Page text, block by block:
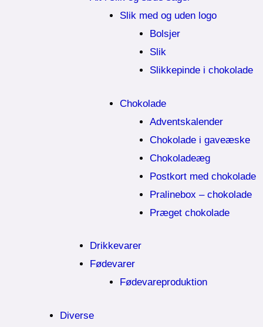
Slik med og uden logo
Bolsjer
Slik
Slikkepinde i chokolade
Chokolade
Adventskalender
Chokolade i gaveæske
Chokoladeæg
Postkort med chokolade
Pralinebox – chokolade
Præget chokolade
Drikkevarer
Fødevarer
Fødevareproduktion
Diverse